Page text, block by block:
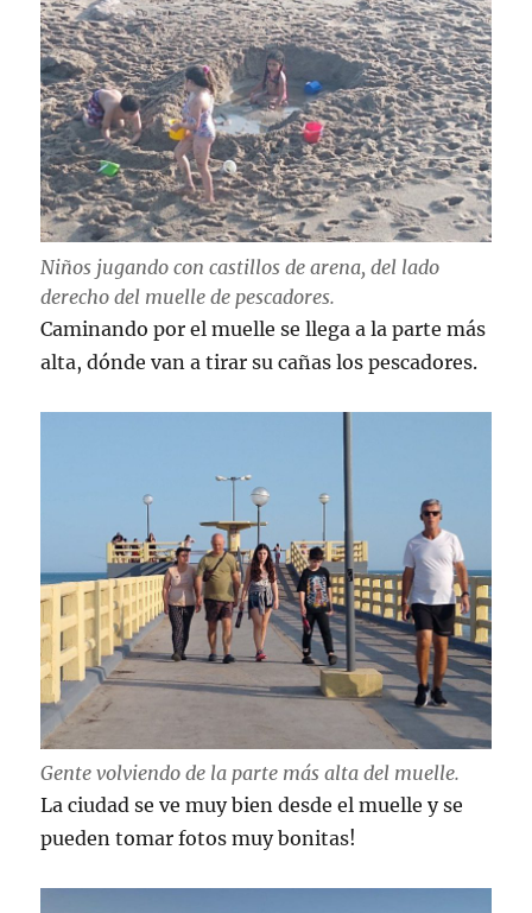
Niños jugando con castillos de arena, del lado
derecho del muelle de pescadores.
Caminando por el muelle se llega a la parte más
alta, dónde van a tirar su cañas los pescadores.
Gente volviendo de la parte más alta del muelle.
La ciudad se ve muy bien desde el muelle y se
pueden tomar fotos muy bonitas!